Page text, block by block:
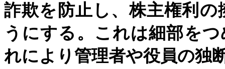
詐欺を防止し、株主権利
うにする。これは細部を
れにより管理者や役員の独